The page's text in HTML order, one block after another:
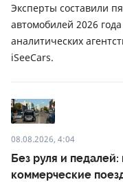
Эксперты составили
автомобилей 2026
аналитических
iSeeCars.
08.08.2026, 4:04
Без руля и
коммерческие